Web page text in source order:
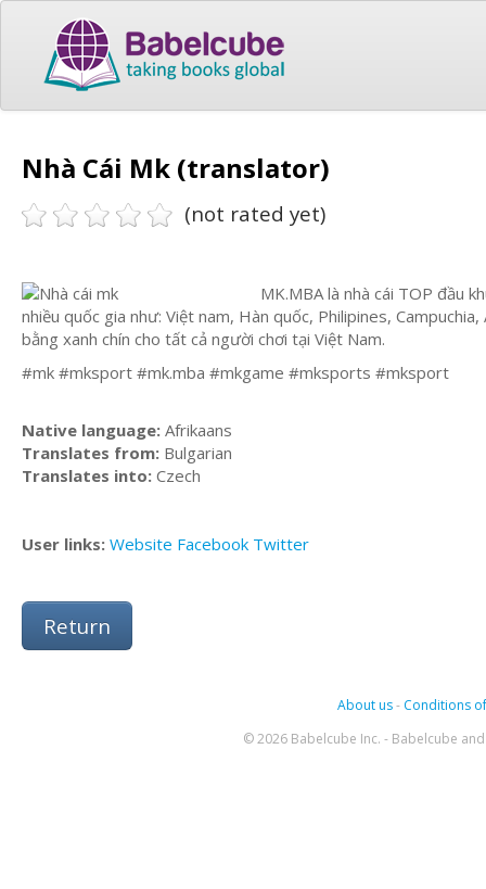
Nhà Cái Mk (translator)
(not rated yet)
MK.MBA là nhà cái TOP đầu
nhiều quốc gia như: Việt nam, Hàn quốc, Philipines,
bằng xanh chín cho tất cả người chơi tại Việt Nam.
#mk #mksport #mk.mba #mkgame #mksports #mksport
Native language: Afrikaans
Translates from: Bulgarian
Translates into: Czech
User links: Website Facebook Twitter
Return
About us- Conditions
© 2026 Babelcube Inc. - Babelcube